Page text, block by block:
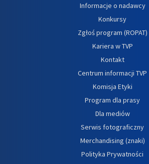
Informacje o nadawcy
Konkursy
Zgłoś program (ROPAT)
Kariera w TVP
Kontakt
Centrum informacji TVP
Komisja Etyki
Program dla prasy
Dla mediów
Serwis fotograficzny
Merchandising (znaki)
Polityka Prywatności